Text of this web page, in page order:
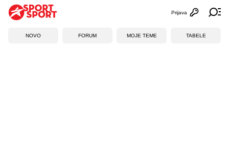
Otvori
Prijava
NOVO FORUM MOJE TEME TABELE